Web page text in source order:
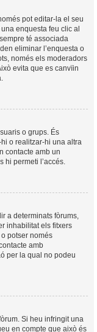
pot editar-la el seu
enquesta feu clic al
té associada
eliminar l’enquesta o
només els moderadors
evita que es canvïin
o grups. És
o realitzar-hi una altra
contacte amb un
permeti l’accés.
a determinats fòrums,
inhabilitat els fitxers
potser només
amb
per la qual no podeu
Si heu infringit una
en compte que això és